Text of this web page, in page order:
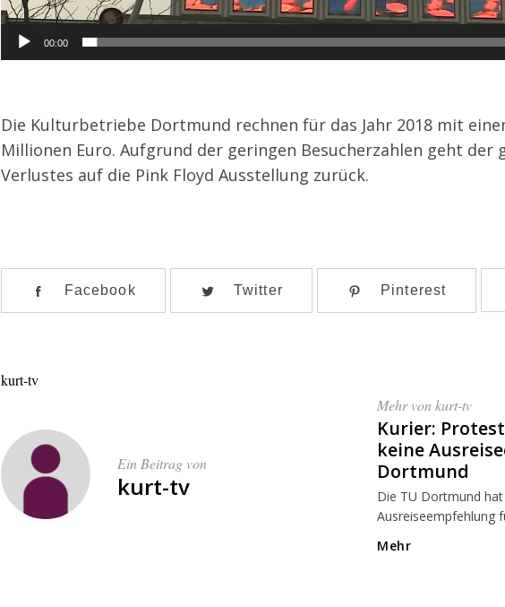
00:00
Die Kulturbetriebe Dortmund rechnen für das Jahr 2018 mit
Millionen Euro. Aufgrund der geringen Besucherzahlen geht der
Verlustes auf die Pink Floyd Ausstellung zurück.
Facebook Twitter Pinterest
kurt-tv
Ein Beitrag von
kurt-tv
Mehr von kurt-tv
Kurier:
keine
Dortmund
Die TU Dortmund
Ausreiseempfehlung
Mehr